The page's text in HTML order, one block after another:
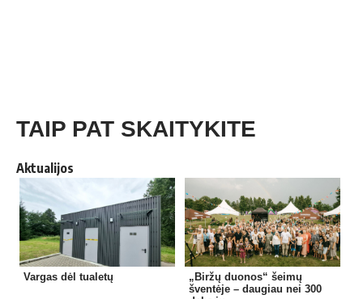
TAIP PAT SKAITYKITE
Aktualijos
Vargas dėl tualetų
„Biržų duonos“ šeimų
šventėje – daugiau nei 300